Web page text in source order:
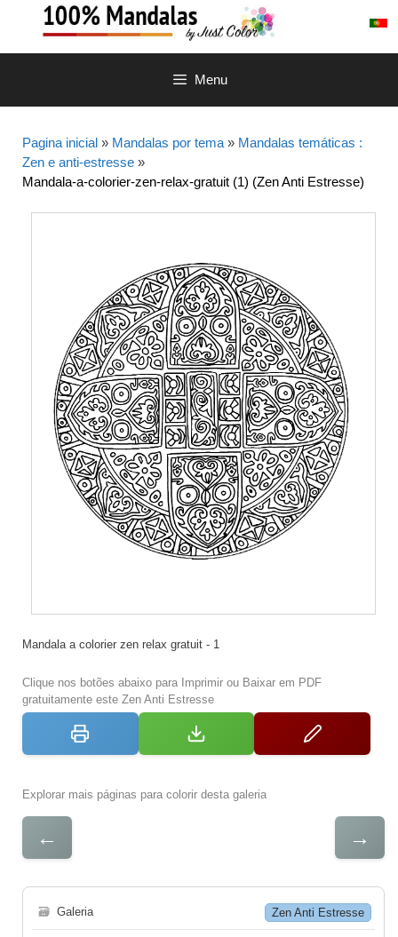
o
Menu
Pagina inicial » Mandalas por tema » Mandalas temáticas :
Zen e anti-estresse »
Mandala-a-colorier-zen-relax-gratuit (1) (Zen Anti Estresse)
Mandala a colorier zen relax gratuit - 1
Clique nos botões abaixo para Imprimir ou Baixar em PDF
gratuitamente este Zen Anti Estresse
Explorar mais páginas para colorir desta galeria
← →
🗃 Galeria Zen Anti Estresse